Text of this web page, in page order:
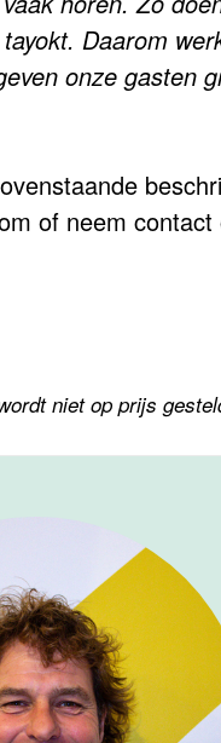
Daarom
onze gasten
of neem
niet op prijs